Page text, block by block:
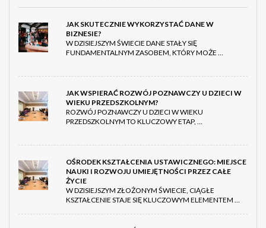
JAK SKUTECZNIE WYKORZYSTAĆ DANE W
BIZNESIE?
W DZISIEJSZYM ŚWIECIE DANE STAŁY SIĘ
FUNDAMENTALNYM ZASOBEM, KTÓRY MOŻE …
JAK WSPIERAĆ ROZWÓJ POZNAWCZY U DZIECI W
WIEKU PRZEDSZKOLNYM?
ROZWÓJ POZNAWCZY U DZIECI W WIEKU
PRZEDSZKOLNYM TO KLUCZOWY ETAP, …
OŚRODEK KSZTAŁCENIA USTAWICZNEGO: MIEJSCE
NAUKI I ROZWOJU UMIEJĘTNOŚCI PRZEZ CAŁE
ŻYCIE
W DZISIEJSZYM ZŁOŻONYM ŚWIECIE, CIĄGŁE
KSZTAŁCENIE STAJE SIĘ KLUCZOWYM ELEMENTEM …